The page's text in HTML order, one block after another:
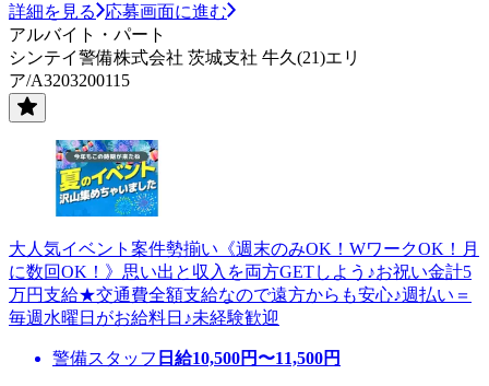
詳細を見る
応募画面に進む
アルバイト・パート
シンテイ警備株式会社 茨城支社 牛久(21)エリ
ア/A3203200115
大人気イベント案件勢揃い《週末のみOK！WワークOK！月
に数回OK！》思い出と収入を両方GETしよう♪お祝い金計5
万円支給★交通費全額支給なので遠方からも安心♪週払い＝
毎週水曜日がお給料日♪未経験歓迎
警備スタッフ 日給10,500円〜11,500円